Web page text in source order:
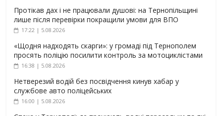
Протікав дах і не працювали душові: на Тернопільщині
лише після перевірки покращили умови для ВПО
17:22 | 5.08.2026
«Щодня надходять скарги»: у громаді під Тернополем
просять поліцію посилити контроль за мотоциклістами
16:38 | 5.08.2026
Нетверезий водій без посвідчення кинув хабар у
службове авто поліцейських
16:00 | 5.08.2026